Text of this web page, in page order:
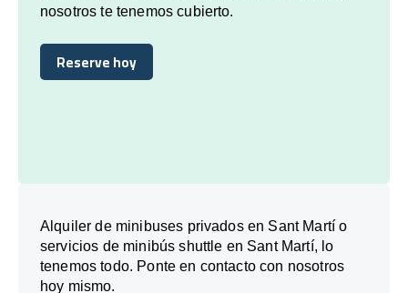
nosotros te tenemos cubierto.
Reserve hoy
Reserve hoy
Alquiler de minibuses privados en Sant Martí o
servicios de minibús shuttle en Sant Martí, lo
tenemos todo. Ponte en contacto con nosotros
hoy mismo.